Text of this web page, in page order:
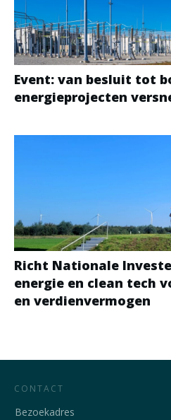
Event: van besluit tot
energieprojecten
Richt Nationale
energie en clean tech
en verdienvermogen
CONTACT
Bezoekadres